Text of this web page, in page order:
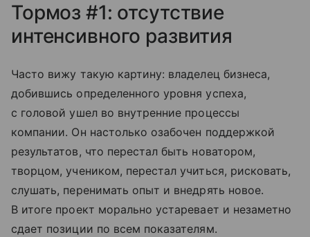
Тормоз #1: отсутствие
интенсивного развития
Часто вижу такую картину: владелец бизнеса,
добившись определенного уровня успеха,
с головой ушел во внутренние процессы
компании. Он настолько озабочен поддержкой
результатов, что перестал быть новатором,
творцом, учеником, перестал учиться, рисковать,
слушать, перенимать опыт и внедрять новое.
В итоге проект морально устаревает и незаметно
сдает позиции по всем показателям.